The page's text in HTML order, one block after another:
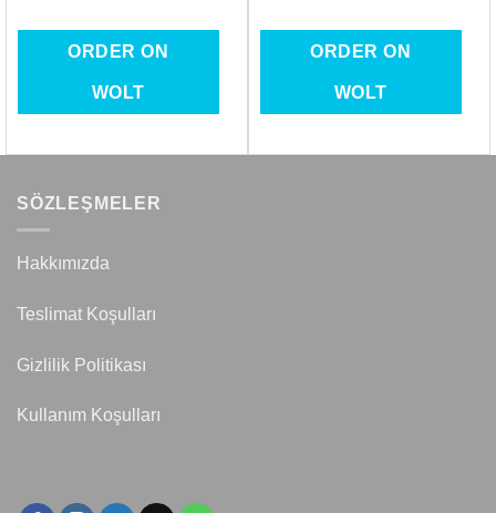
ORDER ON
WOLT
ORDER ON
WOLT
SÖZLEŞMELER
Hakkımızda
Teslimat Koşulları
Gizlilik Politikası
Kullanım Koşulları